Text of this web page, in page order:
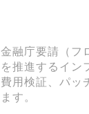
金融庁要請（フ
を推進するイン
費用検証、パッ
ます。